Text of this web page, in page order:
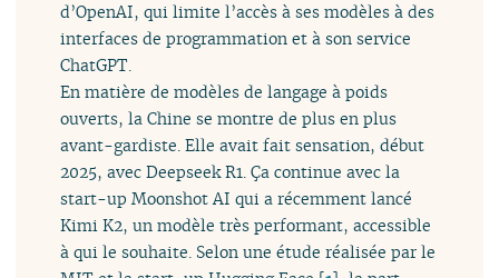
d’OpenAI, qui limite l’accès à ses modèles à des
interfaces de programmation et à son service
ChatGPT.
En matière de modèles de langage à poids
ouverts, la Chine se montre de plus en plus
avant-gardiste. Elle avait fait sensation, début
2025, avec Deepseek R1. Ça continue avec la
start-up Moonshot AI qui a récemment lancé
Kimi K2, un modèle très performant, accessible
à qui le souhaite. Selon une étude réalisée par le